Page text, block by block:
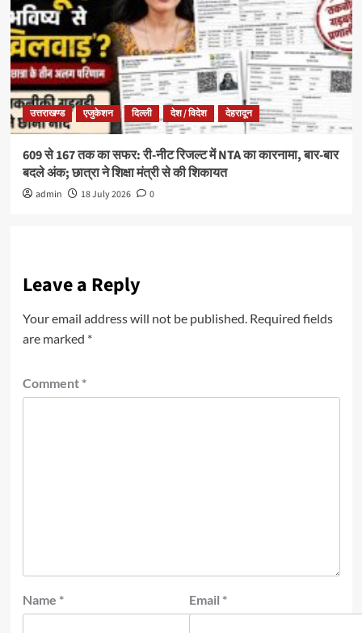
उत्तराखण्ड एजुकेशन दिल्ली देश / विदेश देहरादून
609 से 167 तक का सफर: री-नीट रिजल्ट में NTA का कारनामा, बार-बार
बदले अंक; छात्रा ने शिक्षा मंत्री से की शिकायत
admin 18 July 2026 0
Leave a Reply
Your email address will not be published. Required fields
are marked *
Comment *
Name * Email *